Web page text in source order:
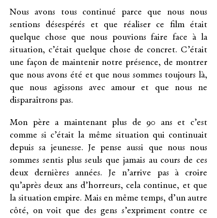
Nous avons tous continué parce que nous nous
sentions désespérés et que réaliser ce film était
quelque chose que nous pouvions faire face à la
situation, c’était quelque chose de concret. C’était
une façon de maintenir notre présence, de montrer
que nous avons été et que nous sommes toujours là,
que nous agissons avec amour et que nous ne
disparaîtrons pas.
Mon père a maintenant plus de 90 ans et c’est
comme si c’était la même situation qui continuait
depuis sa jeunesse. Je pense aussi que nous nous
sommes sentis plus seuls que jamais au cours de ces
deux dernières années. Je n’arrive pas à croire
qu’après deux ans d’horreurs, cela continue, et que
la situation empire. Mais en même temps, d’un autre
côté, on voit que des gens s’expriment contre ce